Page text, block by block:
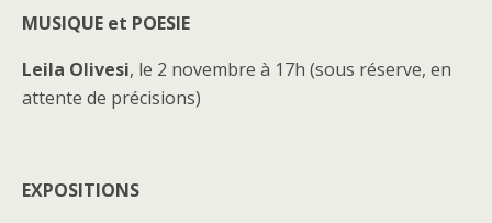
MUSIQUE et POESIE
Leila Olivesi, le 2 novembre à 17h (sous réserve, en
attente de précisions)
EXPOSITIONS